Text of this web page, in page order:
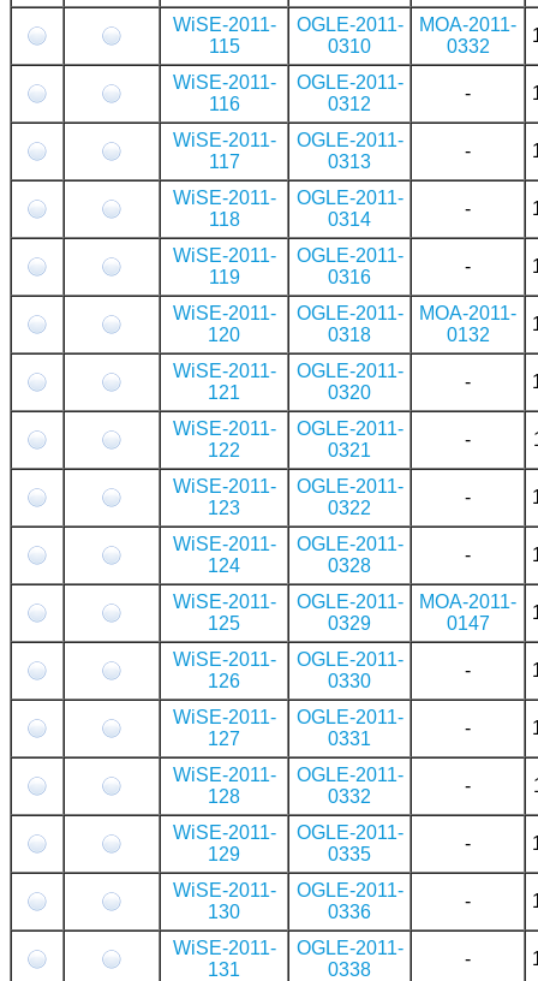
WiSE-2011-
115
OGLE-2011-
0310
MOA-2011-
0332
WiSE-2011-
116
OGLE-2011-
0312
-
WiSE-2011-
117
OGLE-2011-
0313
-
WiSE-2011-
118
OGLE-2011-
0314
-
WiSE-2011-
119
OGLE-2011-
0316
-
WiSE-2011-
120
OGLE-2011-
0318
MOA-2011-
0132
WiSE-2011-
121
OGLE-2011-
0320
-
WiSE-2011-
122
OGLE-2011-
0321
-
WiSE-2011-
123
OGLE-2011-
0322
-
WiSE-2011-
124
OGLE-2011-
0328
-
WiSE-2011-
125
OGLE-2011-
0329
MOA-2011-
0147
WiSE-2011-
126
OGLE-2011-
0330
-
WiSE-2011-
127
OGLE-2011-
0331
-
WiSE-2011-
128
OGLE-2011-
0332
-
WiSE-2011-
129
OGLE-2011-
0335
-
WiSE-2011-
130
OGLE-2011-
0336
-
WiSE-2011-
131
OGLE-2011-
0338
-